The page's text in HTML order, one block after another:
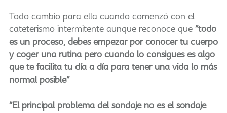
Todo cambio para ella cuando comenzó con el
cateterismo intermitente aunque reconoce que "todo
es un proceso, debes empezar por conocer tu cuerpo
y coger una rutina pero cuando lo consigues es algo
que te facilita tu día a día para tener una vida lo más
normal posible"
"El principal problema del sondaje no es el sondaje